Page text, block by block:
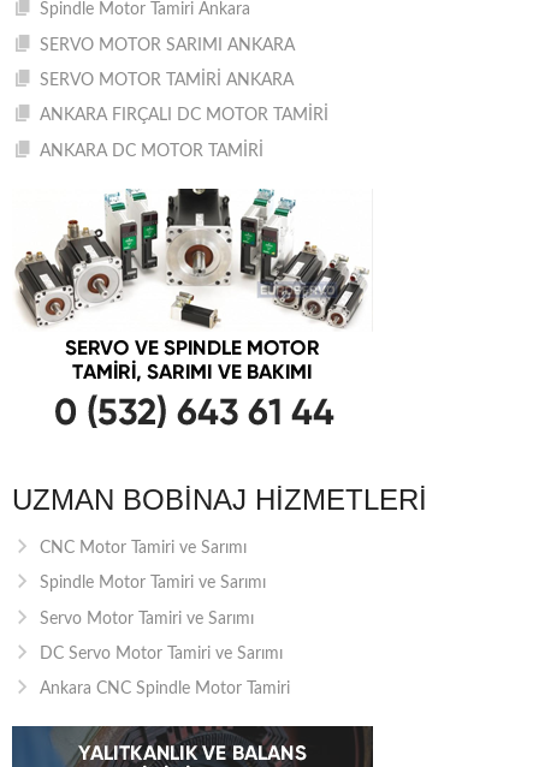
Spindle Motor Tamiri Ankara
SERVO MOTOR SARIMI ANKARA
SERVO MOTOR TAMİRİ ANKARA
ANKARA FIRÇALI DC MOTOR TAMİRİ
ANKARA DC MOTOR TAMİRİ
UZMAN BOBINAJ HIZMETLERI
CNC Motor Tamiri ve Sarımı
Spindle Motor Tamiri ve Sarımı
Servo Motor Tamiri ve Sarımı
DC Servo Motor Tamiri ve Sarımı
Ankara CNC Spindle Motor Tamiri